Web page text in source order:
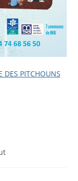
DES PITCHOUNS